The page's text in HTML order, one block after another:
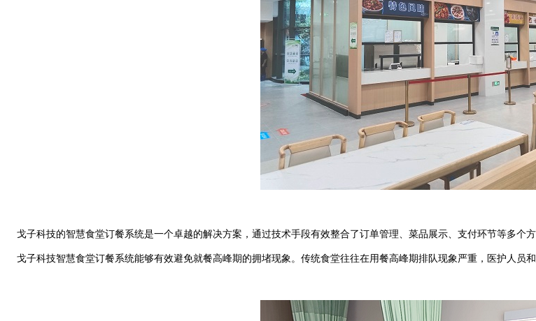
戈子科技的智慧食堂订餐系统是一个卓越的解决方案，通过技术手段有效整合了订单管理、菜品展示、支付环节等多个
戈子科技智慧食堂订餐系统能够有效避免就餐高峰期的拥堵现象。传统食堂往往在用餐高峰期排队现象严重，医护人员和